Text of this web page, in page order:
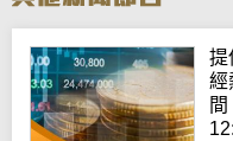
提
經